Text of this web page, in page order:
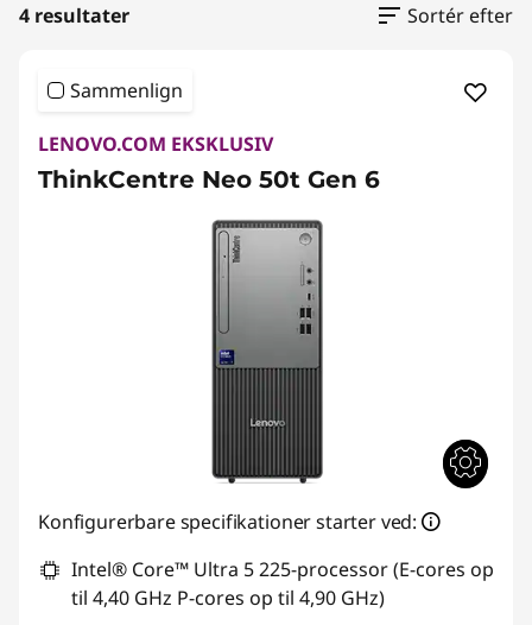
4 resultater Sortér efter
Sammenlign
LENOVO.COM EKSKLUSIV
ThinkCentre Neo 50t Gen 6
Konfigurerbare specifikationer starter ved:
Intel® Core™ Ultra 5 225-processor (E-cores op
til 4,40 GHz P-cores op til 4,90 GHz)